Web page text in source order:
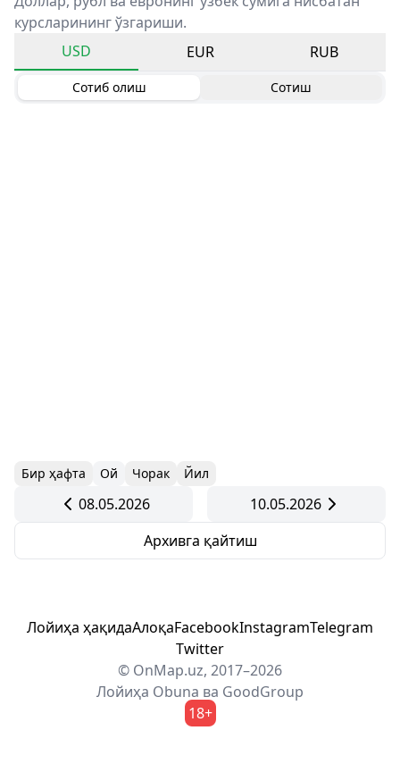
курсларининг ўзгариши.
USD
EUR RUB
Сотиб олиш Сотиш
Бир ҳафта Ой Чорак Йил
08.05.2026
10.05.2026
Архивга қайтиш
Лойиҳа ҳақидаАлоқаFacebookInstagramTelegram
Twitter
© OnMap.uz, 2017–2026
Лойиҳа Obuna ва GoodGroup
18+